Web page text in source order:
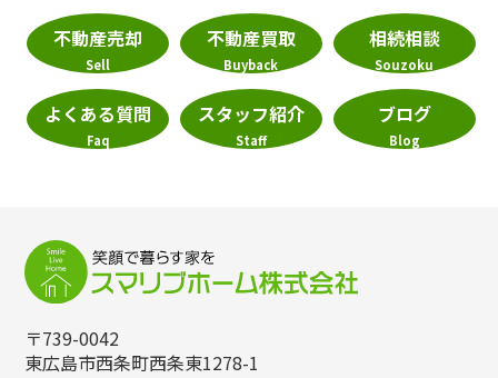
不動産売却
Sell
不動産買取
Buyback
相続相談
Souzoku
よくある質問
Faq
スタッフ紹介
Staff
ブログ
Blog
〒739-0042
東広島市西条町西条東1278-1